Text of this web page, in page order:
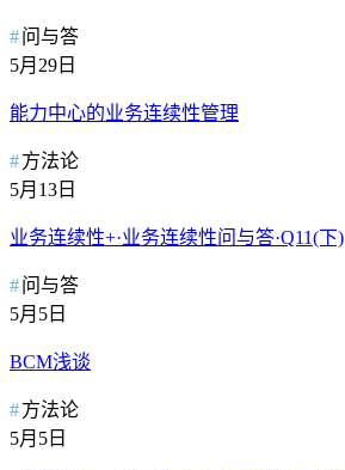
问与答
5月29日
能力中心的业务连续性管理
方法论
5月13日
业务连续性+·业务连续性问与答·Q11(下)
问与答
5月5日
BCM浅谈
方法论
5月5日